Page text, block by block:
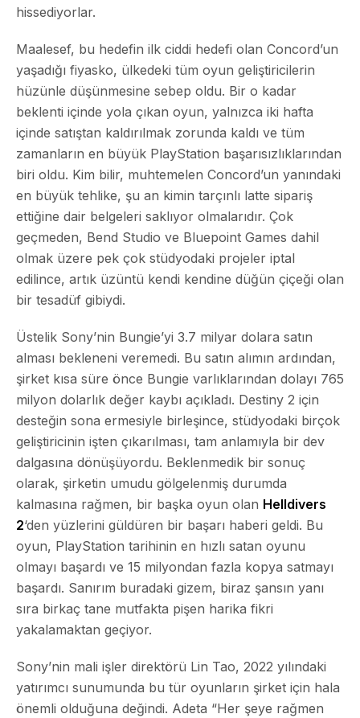
hissediyorlar.
Maalesef, bu hedefin ilk ciddi hedefi olan Concord’un
yaşadığı fiyasko, ülkedeki tüm oyun geliştiricilerin
hüzünle düşünmesine sebep oldu. Bir o kadar
beklenti içinde yola çıkan oyun, yalnızca iki hafta
içinde satıştan kaldırılmak zorunda kaldı ve tüm
zamanların en büyük PlayStation başarısızlıklarından
biri oldu. Kim bilir, muhtemelen Concord’un yanındaki
en büyük tehlike, şu an kimin tarçınlı latte sipariş
ettiğine dair belgeleri saklıyor olmalarıdır. Çok
geçmeden, Bend Studio ve Bluepoint Games dahil
olmak üzere pek çok stüdyodaki projeler iptal
edilince, artık üzüntü kendi kendine düğün çiçeği olan
bir tesadüf gibiydi.
Üstelik Sony’nin Bungie’yi 3.7 milyar dolara satın
alması bekleneni veremedi. Bu satın alımın ardından,
şirket kısa süre önce Bungie varlıklarından dolayı 765
milyon dolarlık değer kaybı açıkladı. Destiny 2 için
desteğin sona ermesiyle birleşince, stüdyodaki birçok
geliştiricinin işten çıkarılması, tam anlamıyla bir dev
dalgasına dönüşüyordu. Beklenmedik bir sonuç
olarak, şirketin umudu gölgelenmiş durumda
kalmasına rağmen, bir başka oyun olan Helldivers
2‘den yüzlerini güldüren bir başarı haberi geldi. Bu
oyun, PlayStation tarihinin en hızlı satan oyunu
olmayı başardı ve 15 milyondan fazla kopya satmayı
başardı. Sanırım buradaki gizem, biraz şansın yanı
sıra birkaç tane mutfakta pişen harika fikri
yakalamaktan geçiyor.
Sony’nin mali işler direktörü Lin Tao, 2022 yılındaki
yatırımcı sunumunda bu tür oyunların şirket için hala
önemli olduğuna değindi. Adeta “Her şeye rağmen